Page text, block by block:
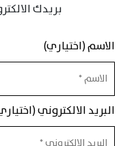
بريدك
الاسم (اختياري)
البريد الالكتروني